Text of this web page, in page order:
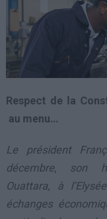
Respect de la
au menu…
Le président
décembre, son
Ouattara, à
échanges